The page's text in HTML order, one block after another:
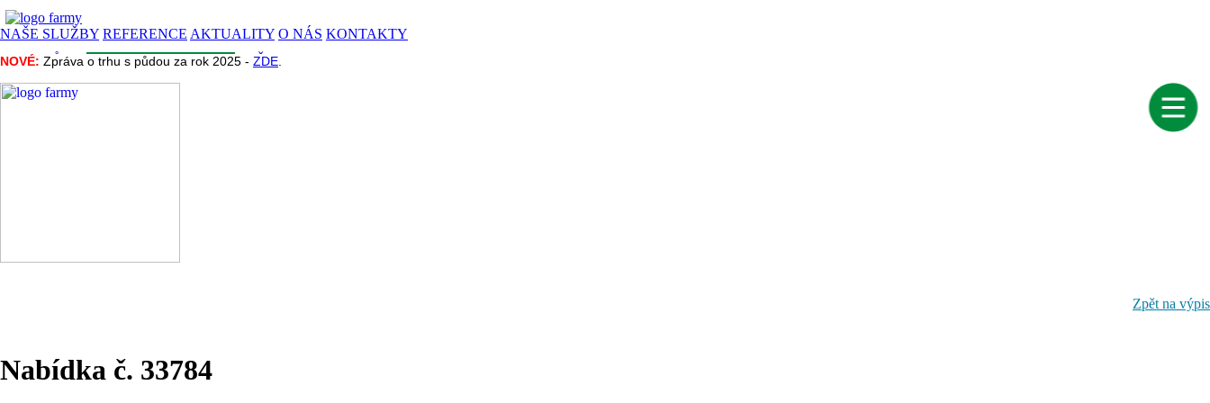
NAŠE SLUŽBY REFERENCE AKTUALITY O NÁS KONTAKTY
NOVÉ: Zpráva o trhu s půdou za rok 2025 - ZDE
CENA PŮDY INZERCEINFORMACENAŠE PROJEKTY
NOVÉ: Zpráva o trhu s půdou za rok 2025 - ZDE
Zpět na výpis
Nabídka č. 33784